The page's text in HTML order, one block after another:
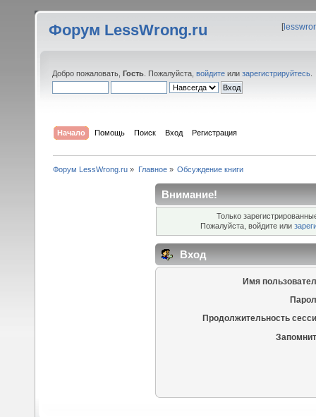
Форум LessWrong.ru [
Добро пожаловать, Гость . Пожалуйста, войдите или зарегистрируйтесь
Начало Помощь Поиск Вход Регистрация
Форум LessWrong.ru » Главное» Обсуждение книги
Внимание!
Только
Пожалуйста, войдите или
Вход
Имя
Продолжительность